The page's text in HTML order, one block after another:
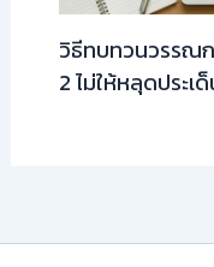
วิธีทบทวนวรรณก
2 ไม่ให้หลุดประเ